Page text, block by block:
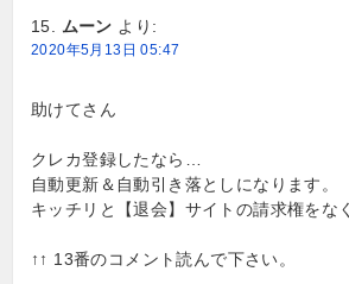
ムーン より:
2020年5月13日 05:47
助けてさん
クレカ登録したなら…
自動更新＆自動引き落としになります。
キッチリと【退会】サイトの請求権をな
↑↑ 13番のコメント読んで下さい。